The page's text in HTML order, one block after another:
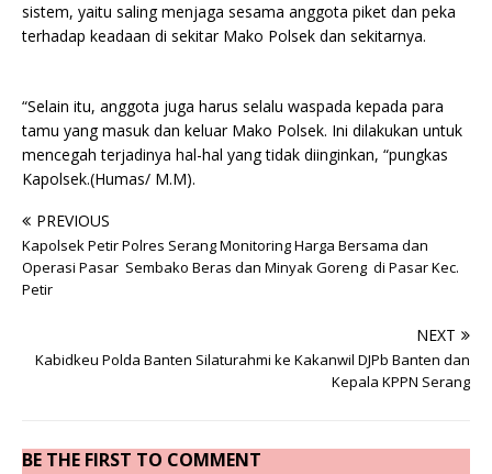
sistem, yaitu saling menjaga sesama anggota piket dan peka
terhadap keadaan di sekitar Mako Polsek dan sekitarnya.
“Selain itu, anggota juga harus selalu waspada kepada para
tamu yang masuk dan keluar Mako Polsek. Ini dilakukan untuk
mencegah terjadinya hal-hal yang tidak diinginkan, “pungkas
Kapolsek.(Humas/ M.M).
PREVIOUS
Kapolsek Petir Polres Serang Monitoring Harga Bersama dan
Operasi Pasar Sembako Beras dan Minyak Goreng di Pasar Kec.
Petir
NEXT
Kabidkeu Polda Banten Silaturahmi ke Kakanwil DJPb Banten dan
Kepala KPPN Serang
BE THE FIRST TO COMMENT